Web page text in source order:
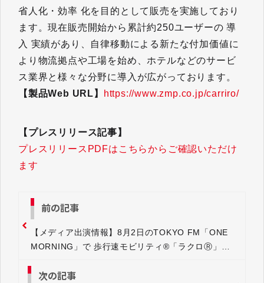
省人化・効率 化を目的として販売を実施しており
ます。現在販売開始から累計約250ユーザーの 導
入 実績があり、自律移動による新たな付加価値に
より物流拠点や工場を始め、ホテルなどのサービ
ス業界と様々な分野に導入が広がっております。
【製品Web URL】
https://www.zmp.co.jp/carriro/
【プレスリリース記事】
プレスリリースPDFはこちらからご確認いただけ
ます
前の記事
【メディア出演情報】8月2日のTOKYO FM「ONE
MORNING」で 歩行速モビリティ®「ラクロⓇ」が
次の記事